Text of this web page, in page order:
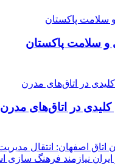
و سلامت پاکستان
در اتاق‌های مدرن